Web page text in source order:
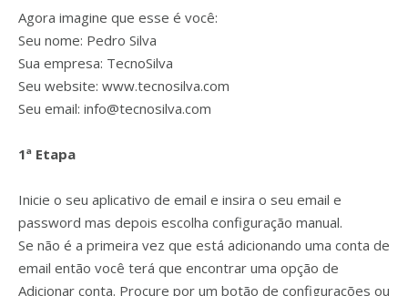
Agora imagine que esse é você:
Seu nome: Pedro Silva
Sua empresa: TecnoSilva
Seu website: www.tecnosilva.com
Seu email: info@tecnosilva.com
1ª Etapa
Inicie o seu aplicativo de email e insira o seu email e
password mas depois escolha configuração manual.
Se não é a primeira vez que está adicionando uma conta de
email então você terá que encontrar uma opção de
Adicionar conta. Procure por um botão de configurações ou